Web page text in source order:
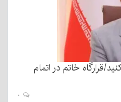
قرارگاه خاتم در اتمام